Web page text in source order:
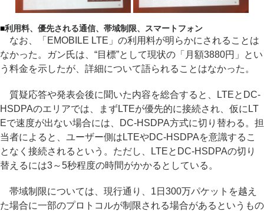
■利用料、優先される通信、帯域制限、スマートフォン
なお、「EMOBILE LTE」の利用料が明らかにされることは
なかった。ガン氏は、“目標”として現状の「月額3880円」とい
う料金を示したが、詳細について語られることはなかった。
質疑応答や発表会後に聞いた内容を総合すると、LTEとDC-
HSDPAのエリアでは、まずLTEが優先的に接続され、仮にLT
Eで速度が出ない場合には、DC-HSDPA方式に切り替わる。担
当者によると、ユーザー側はLTEやDC-HSDPAを意識するこ
となく接続されるという。ただし、LTEとDC-HSDPAの切り
替えるには3～5秒程度の時間がかかるとしている。
帯域制限については、現行通り、1日300万パケットを越え
た場合に一部のプロトコルが制限される場合があるというもの